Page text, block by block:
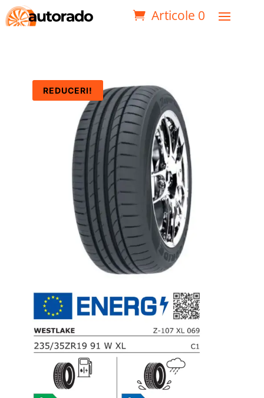
Articole 0
REDUCERI!